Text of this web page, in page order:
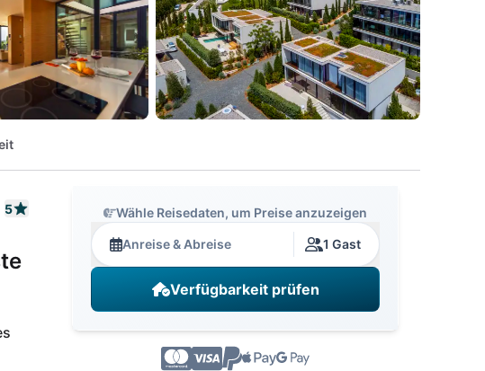
5 Wähle Reisedaten, um Preise anzuzeigen
Anreise & Abreise 1 Gast
Verfügbarkeit prüfen